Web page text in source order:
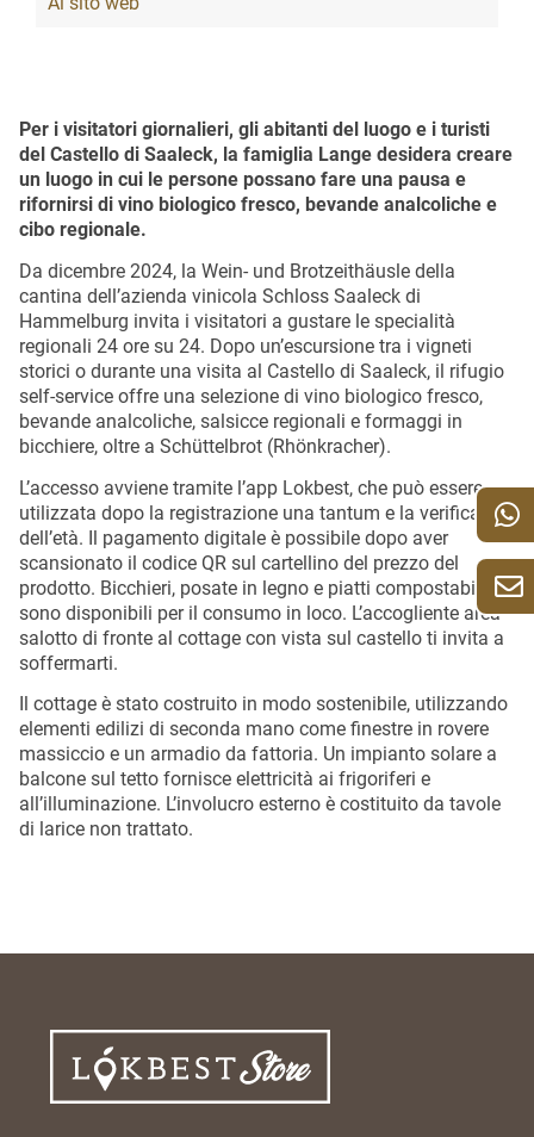
Per i visitatori giornalieri, gli abitanti del luogo e i turisti
del Castello di Saaleck, la famiglia Lange desidera creare
un luogo in cui le persone possano fare una pausa e
rifornirsi di vino biologico fresco, bevande analcoliche e
cibo regionale.
Da dicembre 2024, la Wein- und Brotzeithäusle della
cantina dell’azienda vinicola Schloss Saaleck di
Hammelburg invita i visitatori a gustare le specialità
regionali 24 ore su 24. Dopo un’escursione tra i vigneti
storici o durante una visita al Castello di Saaleck, il rifugio
self-service offre una selezione di vino biologico fresco,
bevande analcoliche, salsicce regionali e formaggi in
bicchiere, oltre a Schüttelbrot (Rhönkracher).
L’accesso avviene tramite l’app Lokbest, che può essere
utilizzata dopo la registrazione una tantum e la verifica
dell’età. Il pagamento digitale è possibile dopo aver
scansionato il codice QR sul cartellino del prezzo del
prodotto. Bicchieri, posate in legno e piatti compostabili
sono disponibili per il consumo in loco. L’accogliente area
salotto di fronte al cottage con vista sul castello ti invita a
soffermarti.
Il cottage è stato costruito in modo sostenibile, utilizzando
elementi edilizi di seconda mano come finestre in rovere
massiccio e un armadio da fattoria. Un impianto solare a
balcone sul tetto fornisce elettricità ai frigoriferi e
all’illuminazione. L’involucro esterno è costituito da tavole
di larice non trattato.